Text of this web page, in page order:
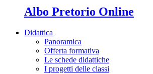
Albo Pretorio Online
Didattica
Panoramica
Offerta formativa
Le schede didattiche
I progetti delle classi